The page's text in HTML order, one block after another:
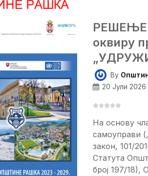
РЕШЕЊЕ
оквиру
By
20 Јули 2026
На основу
самоуправи
закон, 101/
Статута
број 197/18),